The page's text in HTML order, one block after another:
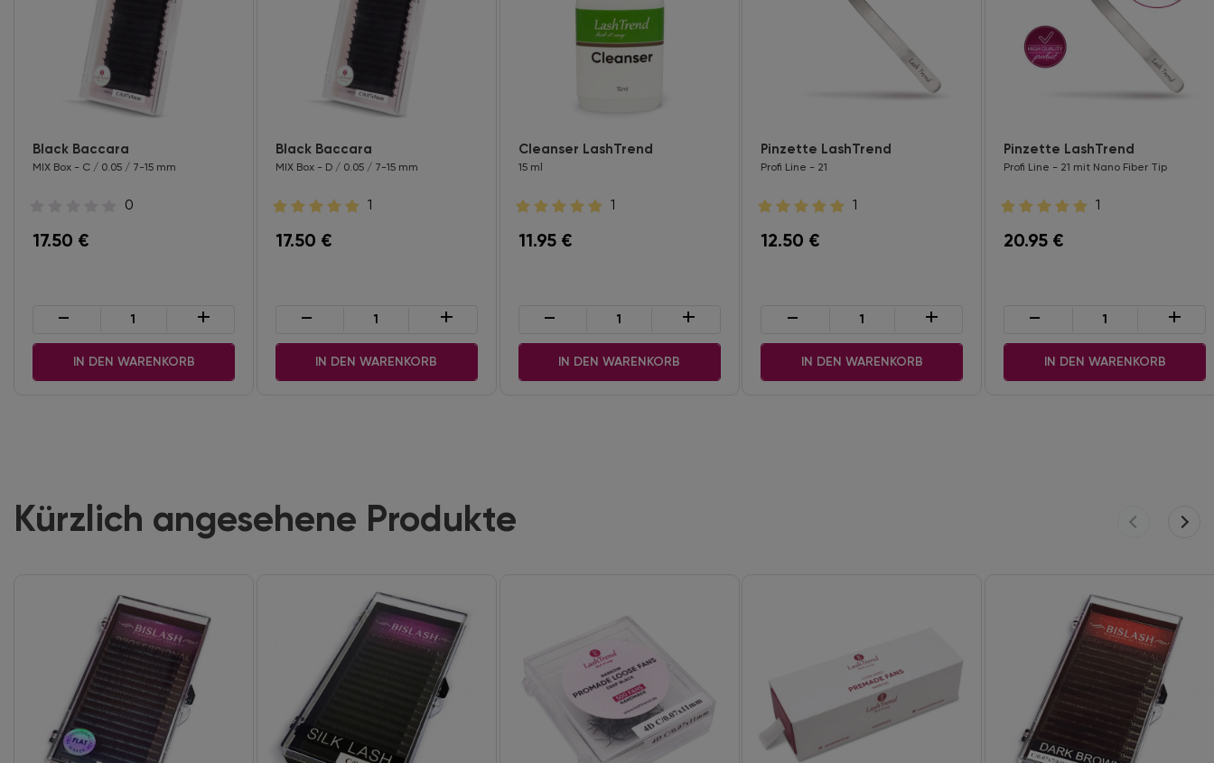
Black Baccara
MIX Box - C / 0.05 / 7-15 mm
0
17.50 €
- +
IN DEN WARENKORB
Black Baccara
MIX Box - D / 0.05 / 7-15 mm
1
17.50 €
- +
IN DEN WARENKORB
Cleanser LashTrend
15 ml
1
11.95€
- +
IN DEN WARENKORB
Pinzette LashTrend
Profi Line - 21
1
12.50 €
- +
IN DEN WARENKORB
Pinzette LashTrend
Profi Line - 21 mit Nano Fiber Tip
1
20.95 €
- +
IN DEN WARENKORB
Kürzlich angesehene Produkte